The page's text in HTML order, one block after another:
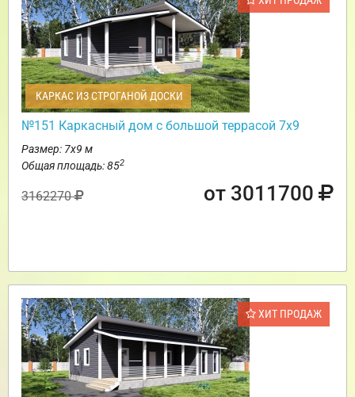
КАРКАС ИЗ СТРОГАНОЙ ДОСКИ
№151 Каркасный дом с большой террасой 7х9
Размер: 7х9 м
Общая площадь: 852
3162270 от 3011700
ХИТ ПРОДАЖ